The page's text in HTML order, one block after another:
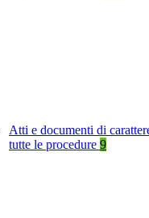
Atti e documenti di
tutte le procedure 9